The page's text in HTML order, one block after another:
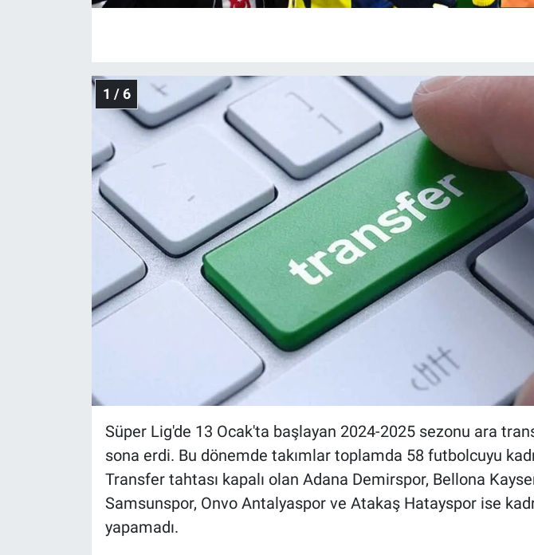
1 / 6
Süper Lig'de 13 Ocak'ta başlayan 2024-2025 sezonu ara
sona erdi. Bu dönemde takımlar toplamda 58 futbolcuyu
Transfer tahtası kapalı olan Adana Demirspor, Bellona
Samsunspor, Onvo Antalyaspor ve Atakaş Hatayspor ise
yapamadı.
Günün görüntüsü
Koronavirüs
Kültür Sanat
Ne demişti
Popüler